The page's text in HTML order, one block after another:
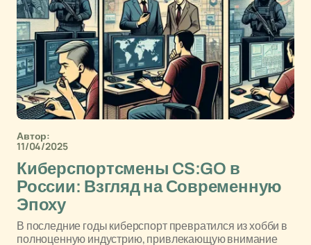
Автор:
11/04/2025
Киберспортсмены CS:GO в
России: Взгляд на Современную
Эпоху
В последние годы киберспорт превратился из хобби в
полноценную индустрию, привлекающую внимание